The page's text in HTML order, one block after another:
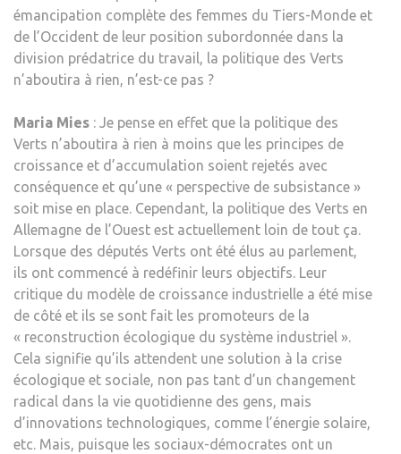
émancipation complète des femmes du Tiers-Monde et
de l’Occident de leur position subordonnée dans la
division prédatrice du travail, la politique des Verts
n’aboutira à rien, n’est-ce pas ?
Maria Mies : Je pense en effet que la politique des
Verts n’aboutira à rien à moins que les principes de
croissance et d’accumulation soient rejetés avec
conséquence et qu’une « perspective de subsistance »
soit mise en place. Cependant, la politique des Verts en
Allemagne de l’Ouest est actuellement loin de tout ça.
Lorsque des députés Verts ont été élus au parlement,
ils ont commencé à redéfinir leurs objectifs. Leur
critique du modèle de croissance industrielle a été mise
de côté et ils se sont fait les promoteurs de la
« reconstruction écologique du système industriel ».
Cela signifie qu’ils attendent une solution à la crise
écologique et sociale, non pas tant d’un changement
radical dans la vie quotidienne des gens, mais
d’innovations technologiques, comme l’énergie solaire,
etc. Mais, puisque les sociaux-démocrates ont un